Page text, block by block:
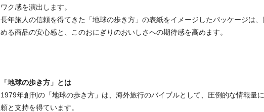
ワク感を演出します。
長年旅人の信頼を得てきた「地球の歩き方」の表紙をイメージしたパッケージは
める商品の安心感と、このおにぎりのおいしさへの期待感を高めます。
「地球の歩き方」とは
1979年創刊の「地球の歩き方」は、海外旅行のバイブルとして、圧倒的な情報量
頼と支持を得ています。